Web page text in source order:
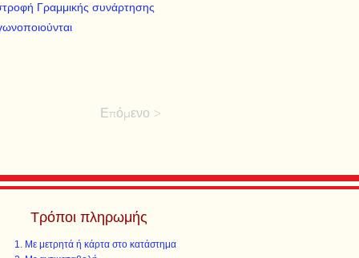
Γραμμικής συνάρτησης
Επόμενο >
Τρόποι πληρωμής
Με μετρητά ή κάρτα στο κατάστημα